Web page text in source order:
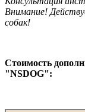
Внимание!
собак!
Стоимость
"NSDOG":